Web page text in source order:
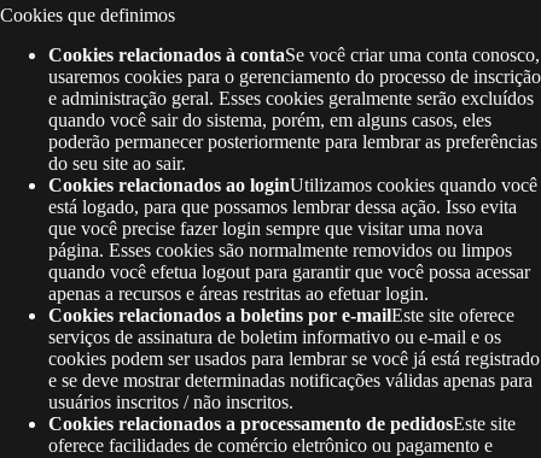
Cookies que definimos
Cookies relacionados à contaSe você criar uma conta conosco,
usaremos cookies para o gerenciamento do processo de inscrição
e administração geral. Esses cookies geralmente serão excluídos
quando você sair do sistema, porém, em alguns casos, eles
poderão permanecer posteriormente para lembrar as preferências
do seu site ao sair.
Cookies relacionados ao loginUtilizamos cookies quando você
está logado, para que possamos lembrar dessa ação. Isso evita
que você precise fazer login sempre que visitar uma nova
página. Esses cookies são normalmente removidos ou limpos
quando você efetua logout para garantir que você possa acessar
apenas a recursos e áreas restritas ao efetuar login.
Cookies relacionados a boletins por e-mailEste site oferece
serviços de assinatura de boletim informativo ou e-mail e os
cookies podem ser usados ​​para lembrar se você já está registrado
e se deve mostrar determinadas notificações válidas apenas para
usuários inscritos / não inscritos.
Cookies relacionados a processamento de pedidosEste site
oferece facilidades de comércio eletrônico ou pagamento e